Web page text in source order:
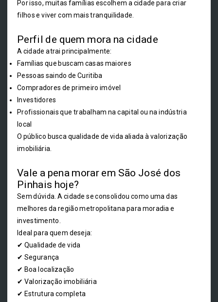
Por isso, muitas famílias escolhem a cidade para criar
filhos e viver com mais tranquilidade.
Perfil de quem mora na cidade
A cidade atrai principalmente:
Famílias que buscam casas maiores
Pessoas saindo de Curitiba
Compradores de primeiro imóvel
Investidores
Profissionais que trabalham na capital ou na indústria
local
O público busca qualidade de vida aliada à valorização
imobiliária.
Vale a pena morar em São José dos
Pinhais hoje?
Sem dúvida. A cidade se consolidou como uma das
melhores da região metropolitana para moradia e
investimento.
Ideal para quem deseja:
✔ Qualidade de vida
✔ Segurança
✔ Boa localização
✔ Valorização imobiliária
✔ Estrutura completa